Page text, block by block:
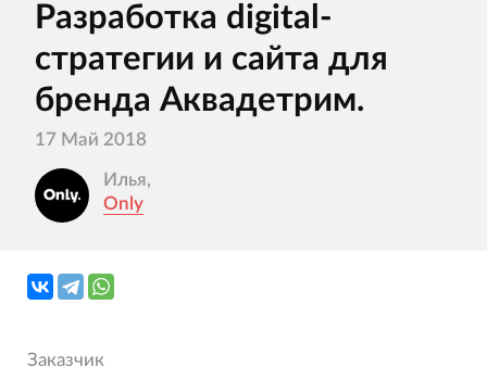
Разработка digital-
стратегии и сайта для
бренда Аквадетрим.
17 Май 2018
Илья,
Only
Заказчик